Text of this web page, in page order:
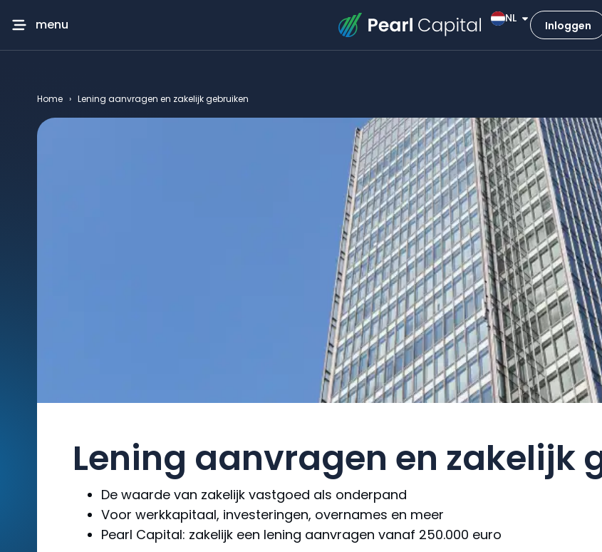
menu NL
Inloggen
Home › Lening aanvragen en zakelijk gebruiken
Lening aanvragen en zakelijk
De waarde van zakelijk vastgoed als onderpand
Voor werkkapitaal, investeringen, overnames en meer
Pearl Capital: zakelijk een lening aanvragen vanaf 250.000 euro